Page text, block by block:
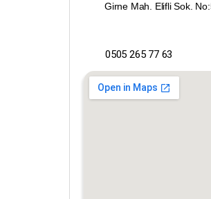
Girne Mah. Elifli Sok.
0505 265 77 63